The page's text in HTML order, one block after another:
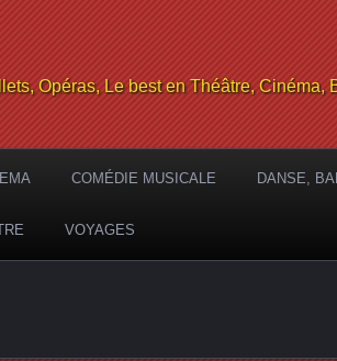
Opéras, Le best en Théâtre, Cinéma,
COMÉDIE MUSICALE DANSE,
VOYAGES